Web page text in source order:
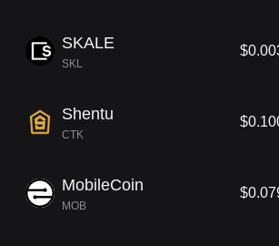
SKALE
SKL
Shentu
CTK
MobileCoin
MOB